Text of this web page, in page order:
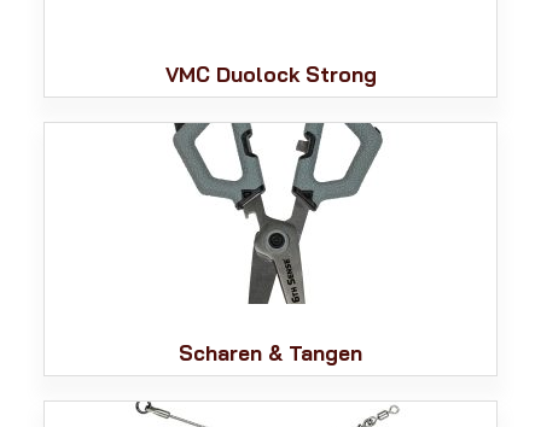
VMC Duolock Strong
Scharen & Tangen